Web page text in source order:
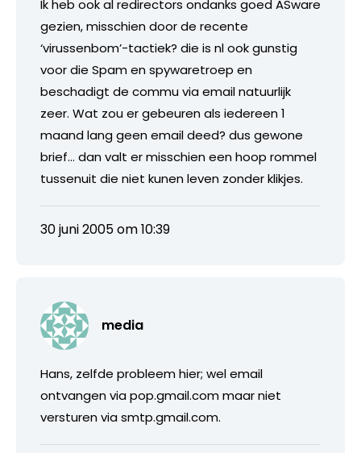
Ik heb ook al redirectors ondanks goed ASware
gezien, misschien door de recente
‘virussenbom’-tactiek? die is nl ook gunstig
voor die Spam en spywaretroep en
beschadigt de commu via email natuurlijk
zeer. Wat zou er gebeuren als iedereen 1
maand lang geen email deed? dus gewone
brief… dan valt er misschien een hoop rommel
tussenuit die niet kunen leven zonder klikjes.
30 juni 2005 om 10:39
media
Hans, zelfde probleem hier; wel email
ontvangen via pop.gmail.com maar niet
versturen via smtp.gmail.com.